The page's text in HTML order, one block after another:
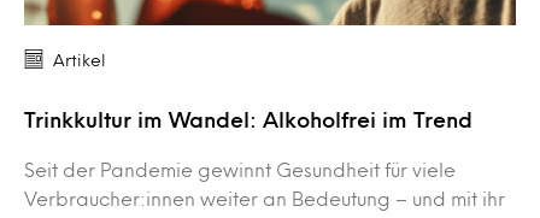
Artikel
Trinkkultur im Wandel: Alkoholfrei im Trend
Seit der Pandemie gewinnt Gesundheit für viele
Verbraucher:innen weiter an Bedeutung – und mit ihr